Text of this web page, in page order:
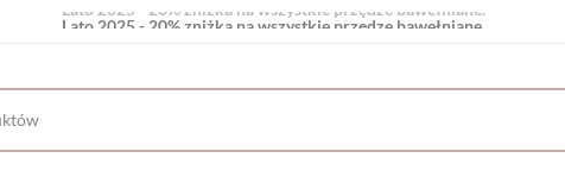
Lato 2025 - 20% zniżka na wszystkie przędze bawełniane.